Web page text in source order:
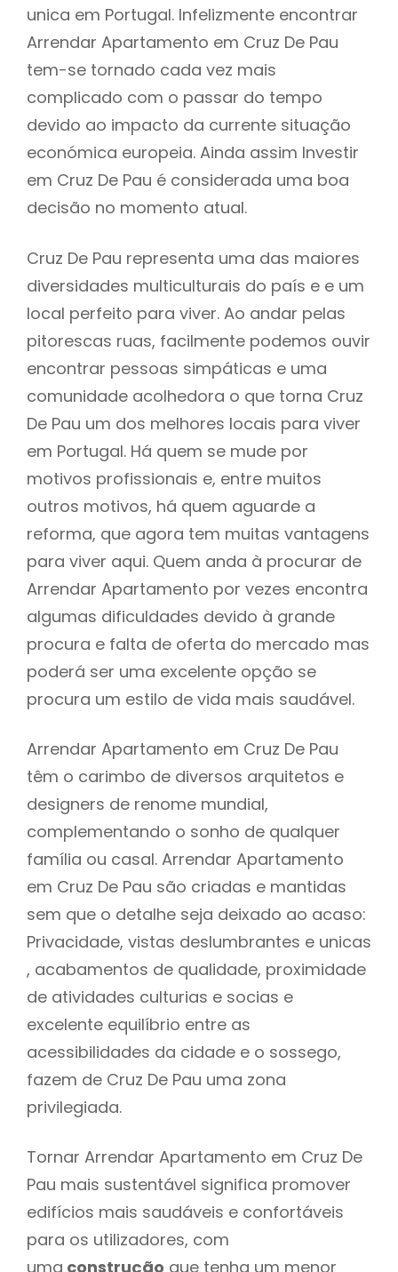
unica em Portugal. Infelizmente encontrar
Arrendar Apartamento em Cruz De Pau
tem-se tornado cada vez mais
complicado com o passar do tempo
devido ao impacto da currente situação
económica europeia. Ainda assim Investir
em Cruz De Pau é considerada uma boa
decisão no momento atual.
Cruz De Pau representa uma das maiores
diversidades multiculturais do país e e um
local perfeito para viver. Ao andar pelas
pitorescas ruas, facilmente podemos ouvir
encontrar pessoas simpáticas e uma
comunidade acolhedora o que torna Cruz
De Pau um dos melhores locais para viver
em Portugal. Há quem se mude por
motivos profissionais e, entre muitos
outros motivos, há quem aguarde a
reforma, que agora tem muitas vantagens
para viver aqui. Quem anda à procurar de
Arrendar Apartamento por vezes encontra
algumas dificuldades devido à grande
procura e falta de oferta do mercado mas
poderá ser uma excelente opção se
procura um estilo de vida mais saudável.
Arrendar Apartamento em Cruz De Pau
têm o carimbo de diversos arquitetos e
designers de renome mundial,
complementando o sonho de qualquer
família ou casal. Arrendar Apartamento
em Cruz De Pau são criadas e mantidas
sem que o detalhe seja deixado ao acaso:
Privacidade, vistas deslumbrantes e unicas
, acabamentos de qualidade, proximidade
de atividades culturias e socias e
excelente equilíbrio entre as
acessibilidades da cidade e o sossego,
fazem de Cruz De Pau uma zona
privilegiada.
Tornar Arrendar Apartamento em Cruz De
Pau mais sustentável significa promover
edifícios mais saudáveis e confortáveis
para os utilizadores, com
uma construção que tenha um menor